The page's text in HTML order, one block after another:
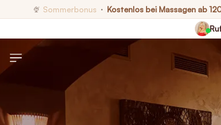
🍨 Sommerbonus •
Kostenlos bei Massagen ab